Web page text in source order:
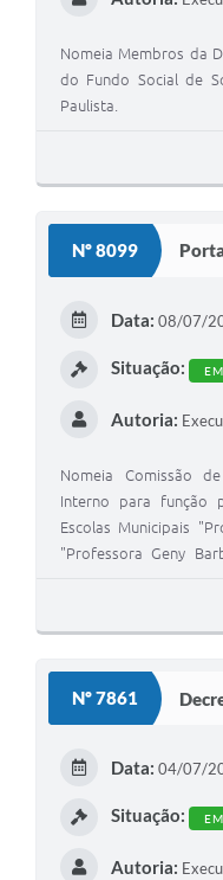
Nomeia Membros da
do Fundo Social de
Paulista.
Nº 8099
Data: 08/07/
Situação:
Autoria:
Nomeia Comissão
Interno para função
Escolas Municipais
"Professora Geny
Nº 7861
Data: 04/07/
Situação:
Autoria: